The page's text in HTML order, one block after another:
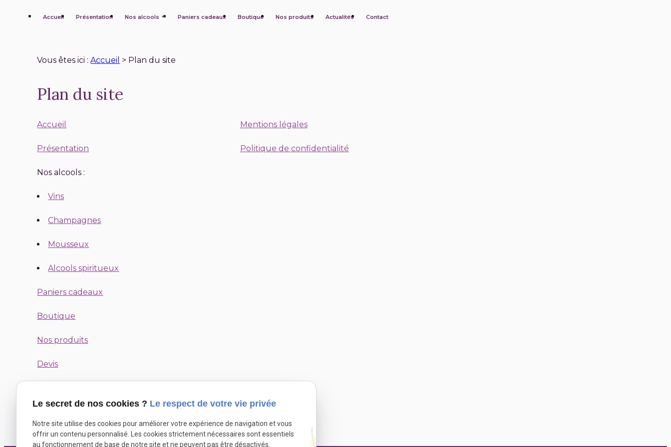
Accueil Présentation Nos alcools Paniers cadeaux Boutique Nos produits Actualités Contact
Vous êtes ici :Accueil > Plan du site
Plan du site
Accueil
Présentation
Nos alcools
Vins
Champagnes
Mousseux
Alcools spiritueux
Paniers cadeaux
Boutique
Nos produits
Devis
Mentions légales
Politique de confidentialité
Le secret de nos cookies ? Le respect de votre vie privée
Notre site utilise des cookies pour améliorer votre expérience de navigation et vous
offrir un contenu personnalisé. Les cookies strictement nécessaires sont essentiels
au fonctionnement de base de notre site et ne peuvent pas être désactivés.